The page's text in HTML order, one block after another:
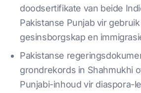
doodsertifikate van beide
Pakistanse Punjab vir
gesinsborgskap en
Pakistanse
grondrekords in Shahmukhi
Punjabi-inhoud vir diaspora-